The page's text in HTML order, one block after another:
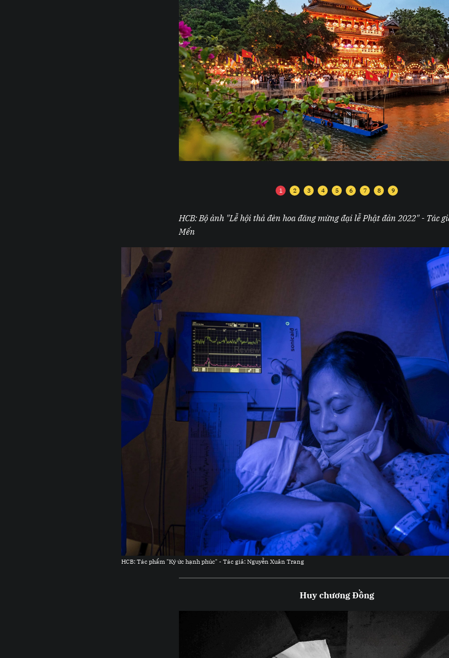
1 2 3 4 5 6 7 8 9
HCB: Bộ ảnh "Lễ hội thả đèn hoa đăng mừng đại lễ Phật đản 2022" - Tác
Mến
HCB: Tác phẩm "Ký ức hạnh phúc" - Tác giả: Nguyễn Xuân Trang
Huy chương Đồng